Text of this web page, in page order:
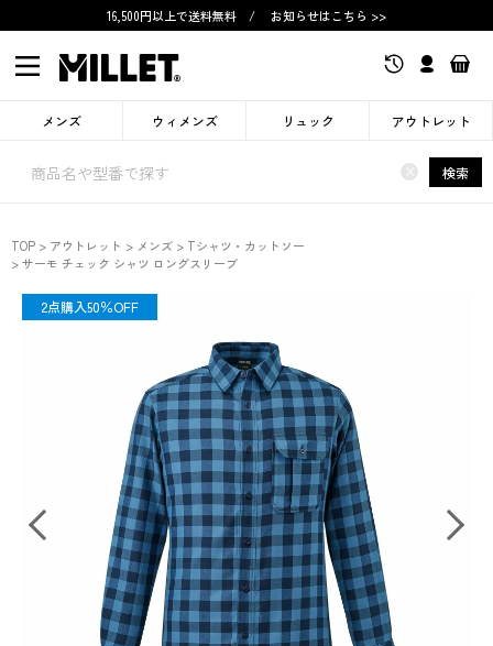
16,500円以上で送料無料 / お知らせはこちら >>
メンズ ウィメンズ リュック アウトレット
× 検索
TOP アウトレット メンズ
Tシャツ・カットソー
サーモ チェック シャツ ロングスリーブ
OUTLET
2点購入50％OFF